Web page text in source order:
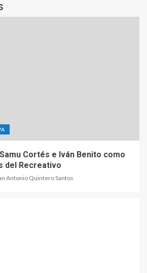
Cortés e Iván Benito como
del Recreativo
Antonio Quintero Santos